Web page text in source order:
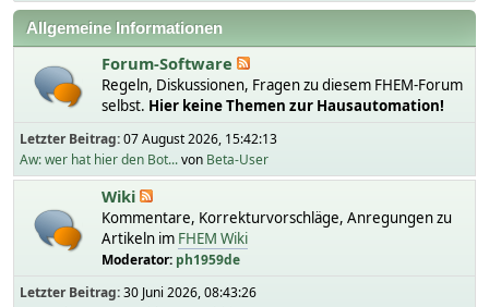
Allgemeine Informationen
Forum-Software
Regeln, Diskussionen, Fragen zu diesem FHEM-Forum
selbst. Hier keine Themen zur Hausautomation!
Letzter Beitrag:07 August 2026, 15:42:13
Aw: wer hat hier den Bot...von Beta-User
Wiki
Kommentare, Korrekturvorschläge, Anregungen zu
Artikeln im FHEM Wiki
Moderator: ph1959de
Letzter Beitrag:30 Juni 2026, 08:43:26